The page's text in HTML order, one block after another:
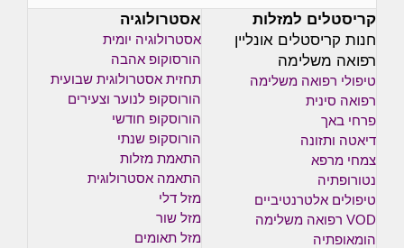
קריסטלים למזלות
חנות קריסטלים אונליין
רפואה משלימה
טיפולי רפואה משלימה
רפואה סינית
פרחי באך
דיאטה ותזונה
צמחי מרפא
נטורופתיה
טיפולים אלטרנטיביים
VOD רפואה משלימה
הומאופתיה
אסטרולוגיה
אסטרולוגיה יומית
הורסוקופ אהבה
תחזית אסטרולוגית שבועית
הורוסקופ לנוער וצעירים
הורוסקופ חודשי
הורוסקופ שנתי
התאמת מזלות
התאמה אסטרולוגית
מזל דלי
מזל שור
מזל תאומים